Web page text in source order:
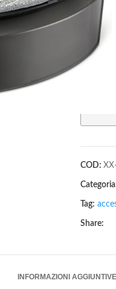
Il nostro
COD:
Tag:
Share:
INFORMAZIONI AGGIUNTIVE